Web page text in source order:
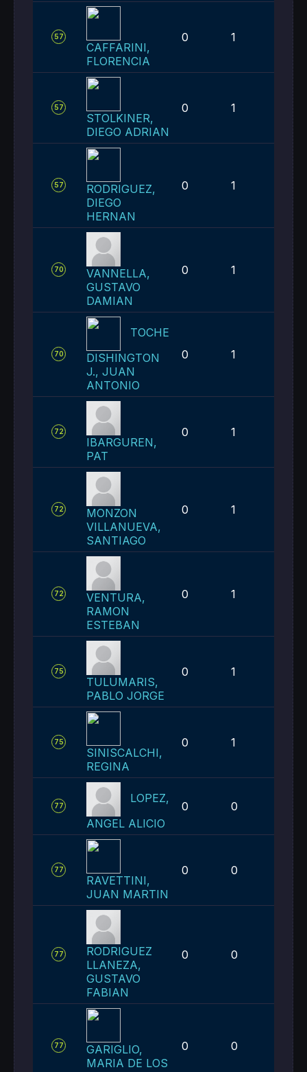
57
CAFFARINI,
FLORENCIA
0 1
57
STOLKINER,
DIEGO ADRIAN
0 1
57
RODRIGUEZ,
DIEGO
HERNAN
0 1
70
VANNELLA,
GUSTAVO
DAMIAN
0 1
70
TOCHE
DISHINGTON
J., JUAN
ANTONIO
0 1
72
IBARGUREN,
PAT
0 1
72
MONZON
VILLANUEVA,
SANTIAGO
0 1
72
VENTURA,
RAMON
ESTEBAN
0 1
75
TULUMARIS,
PABLO JORGE
0 1
75
SINISCALCHI,
REGINA
0 1
77
LOPEZ,
ANGEL ALICIO
0 0
77
RAVETTINI,
JUAN MARTIN
0 0
77
RODRIGUEZ
LLANEZA,
GUSTAVO
FABIAN
0 0
77
GARIGLIO,
MARIA DE LOS
0 0